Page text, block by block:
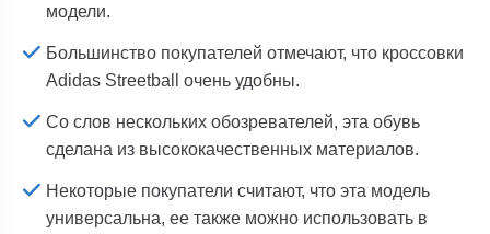
модели.
Большинство покупателей отмечают, что кроссовки
Adidas Streetball очень удобны.
Со слов нескольких обозревателей, эта обувь
сделана из высококачественных материалов.
Некоторые покупатели считают, что эта модель
универсальна, ее также можно использовать в